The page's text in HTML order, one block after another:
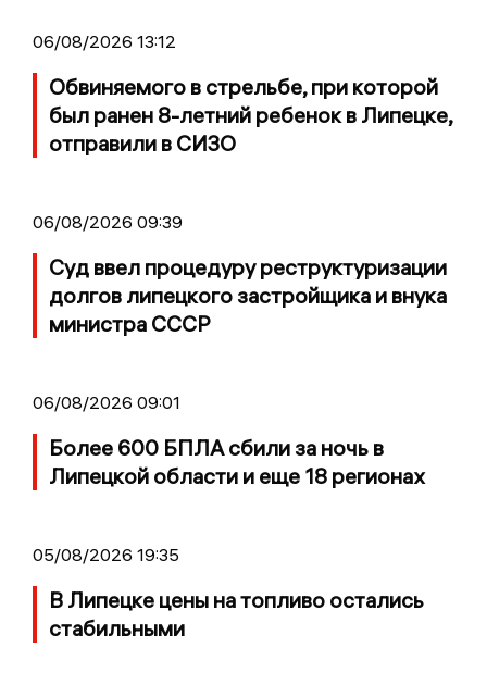
06/08/2026 13:12
Обвиняемого в стрельбе, при которой
был ранен 8-летний ребенок в Липецке,
отправили в СИЗО
06/08/2026 09:39
Суд ввел процедуру реструктуризации
долгов липецкого застройщика и внука
министра СССР
06/08/2026 09:01
Более 600 БПЛА сбили за ночь в
Липецкой области и еще 18 регионах
05/08/2026 19:35
В Липецке цены на топливо остались
стабильными